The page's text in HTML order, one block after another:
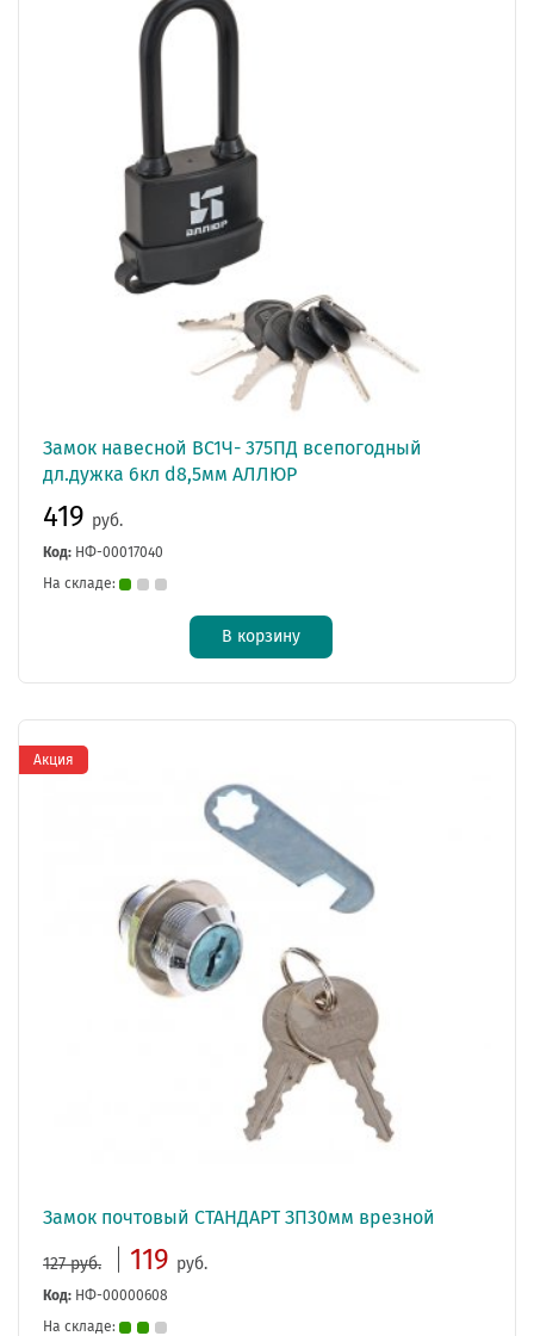
Замок навесной ВС1Ч- 375ПД всепогодный
дл.дужка 6кл d8,5мм АЛЛЮР
419 руб.
Код: НФ-00017040
На складе:
В корзину
Замок почтовый СТАНДАРТ ЗП30мм врезной
127 руб. 119 руб.
Код: НФ-00000608
На складе:
Акция